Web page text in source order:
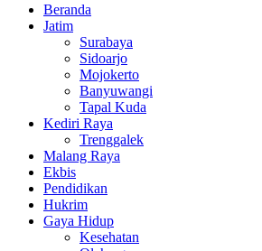
Beranda
Jatim
Surabaya
Sidoarjo
Mojokerto
Banyuwangi
Tapal Kuda
Kediri Raya
Trenggalek
Malang Raya
Ekbis
Pendidikan
Hukrim
Gaya Hidup
Kesehatan